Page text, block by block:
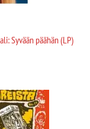
Syvään päähän (LP)